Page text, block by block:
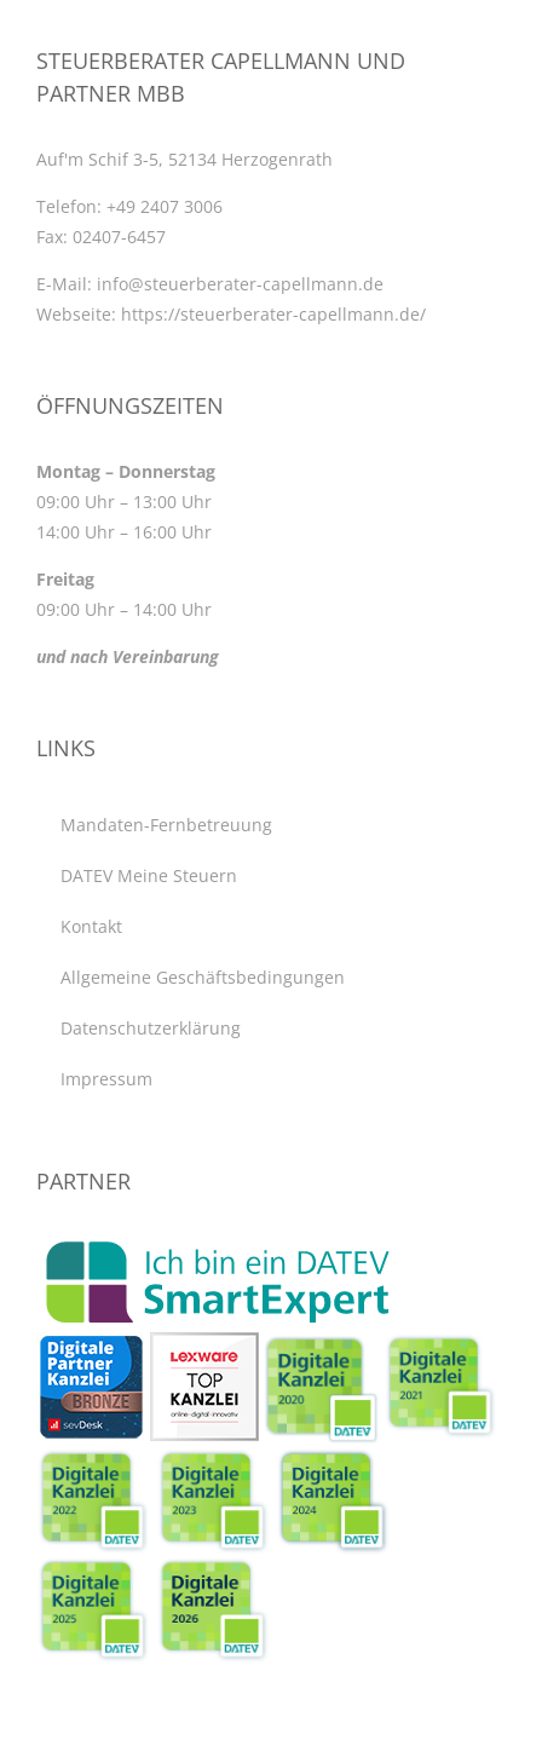
STEUERBERATER CAPELLMANN UND
PARTNER MBB
Auf'm Schif 3-5, 52134 Herzogenrath
Telefon: +49 2407 3006
Fax: 02407-6457
E-Mail: info@steuerberater-capellmann.de
Webseite: https://steuerberater-capellmann.de/
ÖFFNUNGSZEITEN
Montag – Donnerstag
09:00 Uhr – 13:00 Uhr
14:00 Uhr – 16:00 Uhr
Freitag
09:00 Uhr – 14:00 Uhr
und nach Vereinbarung
LINKS
Mandaten-Fernbetreuung
DATEV Meine Steuern
Kontakt
Allgemeine Geschäftsbedingungen
Datenschutzerklärung
Impressum
PARTNER